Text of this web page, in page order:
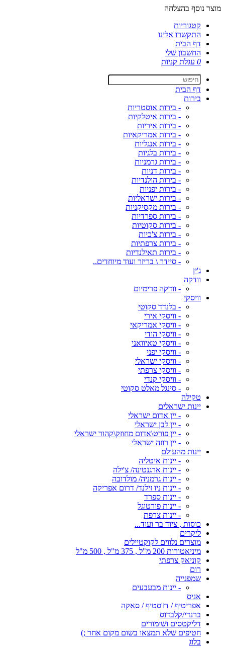
מוצר נוסף בהצלחה
קטגוריות
התקשרו אלינו
דף הבית
החשבון שלי
0 עגלת קניות
דף הבית
בירות
- בירות אוסטריות
- בירות איטלקיות
- בירות איריות
- בירות אמריקאיות
- בירות אנגליות
- בירות בלגיות
- בירות גרמניות
- בירות דניות
- בירות הולנדיות
- בירות יפניות
- בירות ישראליות
- בירות מקסיקניות
- בירות ספרדיות
- בירות סקוטיות
- בירות צ'כיות
- בירות צרפתיות
- בירות תאילנדיות
- סיידר \ בריזר ועוד מיוחדים..
ג'ין
וודקה
- וודקה פרימיום
וויסקי
- בלנדד סקוטי
- וויסקי אירי
- וויסקי אמריקאי
- וויסקי הודי
- וויסקי טאיוואני
- וויסקי יפני
- וויסקי ישראלי
- וויסקי צרפתי
- וויסקי קנדי
- סינגל מאלט סקוטי
טקילה
יינות ישראלים
- יין אדום ישראלי
- יין לבן ישראלי
- יין פורט\אדום מחוזק\קהור ישראלי
- יין רוזה ישראלי
יינות מהעולם
- יינות איטליה
- יינות ארגנטינה/ צ'ילה
- יינות גרמניה/ מולדובה
- יינות ניו זילנד/ דרום אפריקה
- יינות ספרד
- יינות פורטוגל
- יינות צרפת
כוסות , ציוד בר ועוד...
ליקרים
מוצרים נלווים לקוקטיילים
מיניאטורות 200 מ"ל , 375 מ"ל , 500 מ"ל
קוניאק צרפתי
רום
שמפנייה
- יינות מבעבעים
אניס
אפריטיף / דז'סטיף / סאקה
ברנדי/קלבדוס
דליקטסים ושימורים
חטיפים שלא תמצאו בשום מקום אחר ;)
בלוג